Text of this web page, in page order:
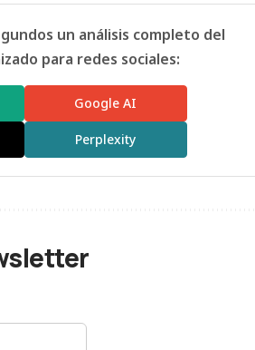
un análisis completo del
para redes sociales:
Google AI
Perplexity